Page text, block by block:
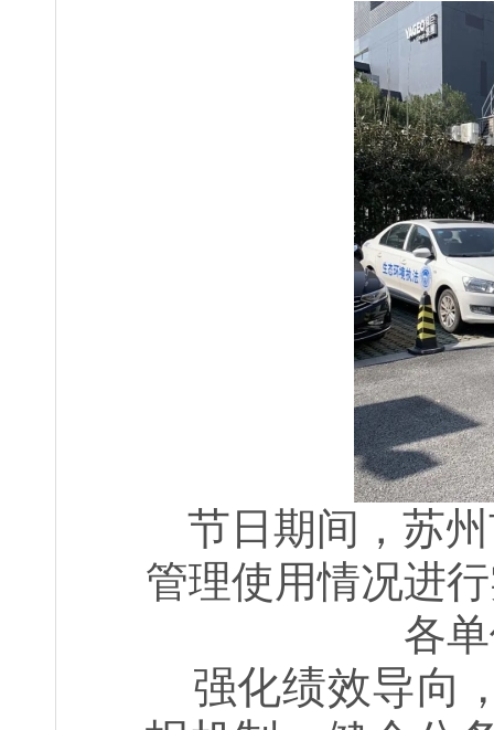
节日期间，苏
管理使用情况进
各
强化绩效导向